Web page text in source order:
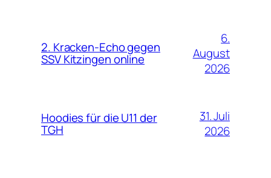
2. Kracken-Echo gegen
SSV Kitzingen online
6.
August
2026
Hoodies für die U11 der
TGH
31. Juli
2026